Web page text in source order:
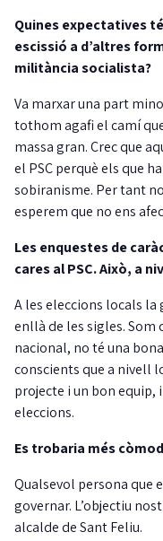
Quines expectatives
escissió a d’altres
militància socialista?
Va marxar una part
tothom agafi el camí
massa gran. Crec que
el PSC perquè els que
sobiranisme. Per tant
esperem que no ens
Les enquestes de
cares al PSC. Això, a
A les eleccions locals
enllà de les sigles. Som
nacional, no té una
conscients que a nivell
projecte i un bon equip,
eleccions.
Es trobaria més
Qualsevol persona que
governar. L’objectiu
alcalde de Sant Feliu.